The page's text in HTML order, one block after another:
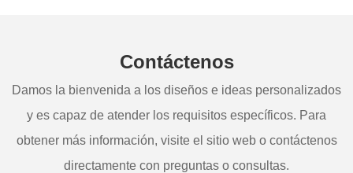
Contáctenos
Damos la bienvenida a los diseños e ideas personalizados
y es capaz de atender los requisitos específicos. Para
obtener más información, visite el sitio web o contáctenos
directamente con preguntas o consultas.